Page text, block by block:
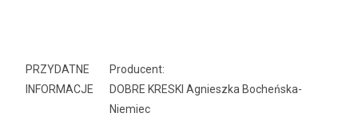
PRZYDATNE
INFORMACJE
Producent:
DOBRE KRESKI Agnieszka Bocheńska-
Niemiec